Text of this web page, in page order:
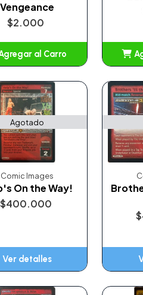
Vengeance
$2.000
al Carro
Agotado
Comic Images
On the Way!
$400.000
Ver detalles